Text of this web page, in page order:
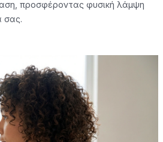
προσφέροντας φυσική λάμψη
σας.